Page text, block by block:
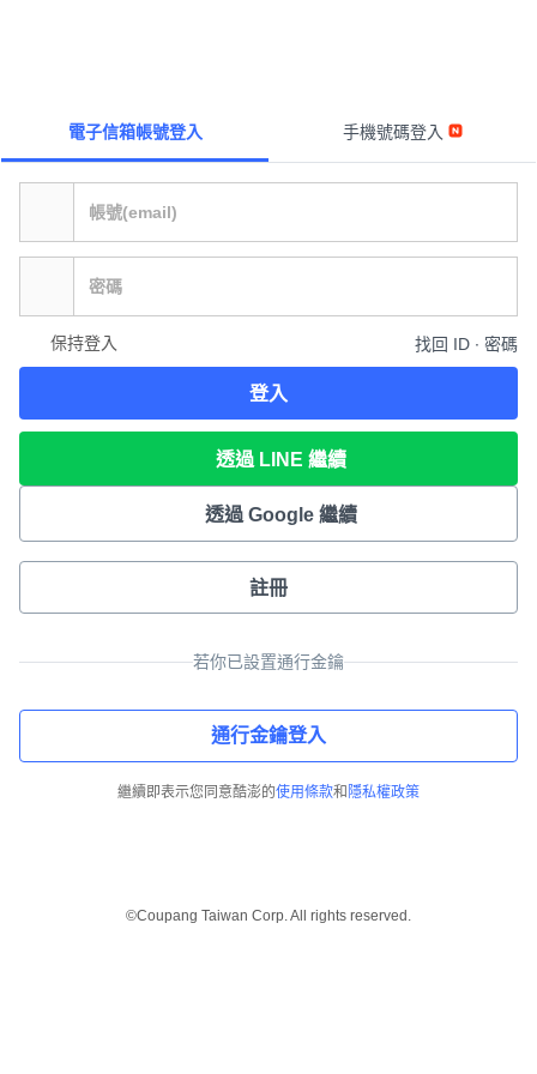
電子信箱帳號登入 手機號碼登入
保持登入 找回 ID ∙ 密碼
登入
透過 LINE 繼續
透過 Google 繼續
註冊
若你已設置通行金鑰
通行金鑰登入
繼續即表示您同意酷澎的使用條款和 隱私權政策
©Coupang Taiwan Corp. All rights reserved.